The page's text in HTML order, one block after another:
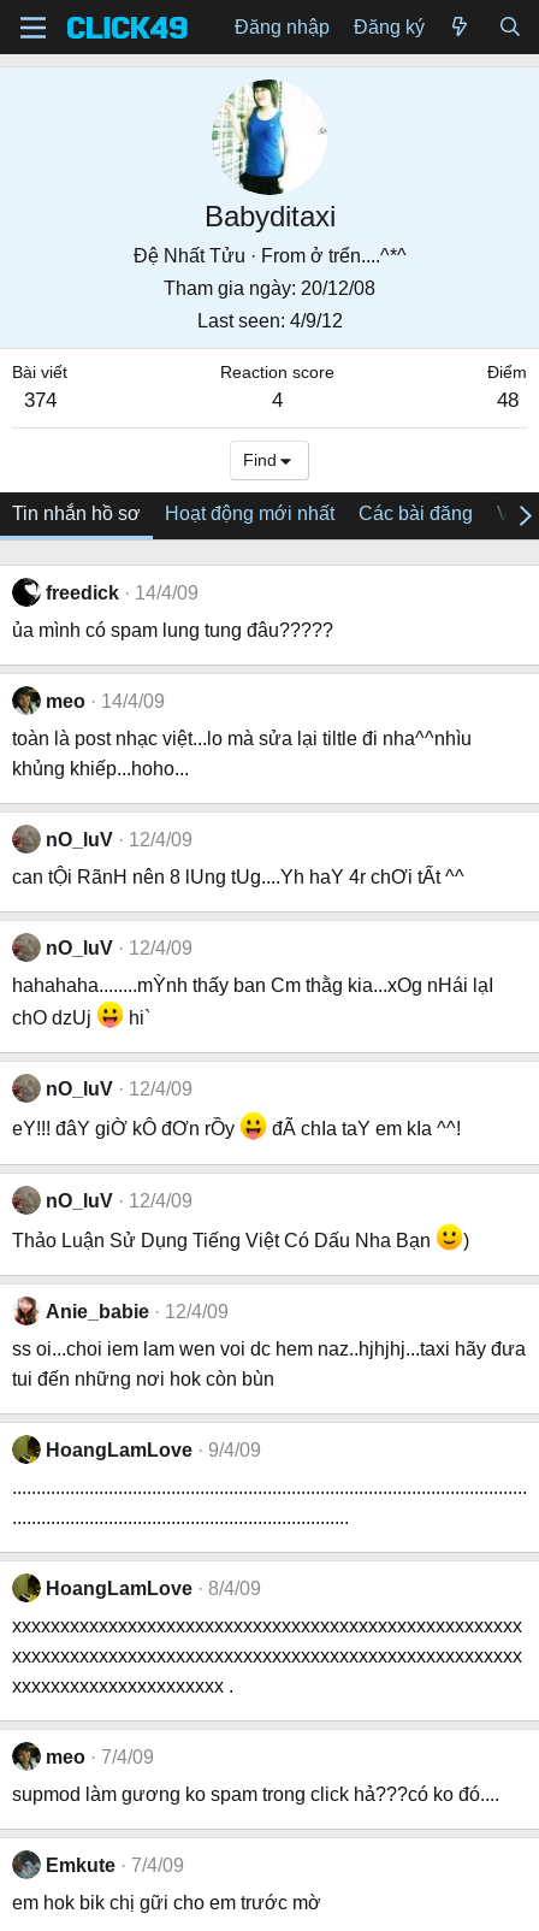
Đăng nhập Đăng ký
Babyditaxi
Đệ Nhất Tửu · From ở trển....^*^
Tham gia ngày 20/12/08
Last seen 4/9/12
Bài viết
374
Reaction score
4
Điểm
48
Find
Tin nhắn hồ sơ Hoạt động mới nhất Các bài đăng Về
freedick
14/4/09
ủa mình có spam lung tung đâu?????
meo
14/4/09
toàn là post nhạc việt...lo mà sửa lại tiltle đi nha^^nhìu
khủng khiếp...hoho...
nO_luV
12/4/09
can tỘi RãnH nên 8 lUng tUg....Yh haY 4r chƠi tẤt ^^
nO_luV
12/4/09
hahahaha........mỲnh thấy ban Cm thằg kia...xOg nHái lạI
chO dzUj
hi`
nO_luV
12/4/09
eY!!! đâY giỜ kÔ đƠn rỒy
đÃ chIa taY em kIa ^^!
nO_luV
12/4/09
Thảo Luận Sử Dụng Tiếng Việt Có Dấu Nha Bạn
)
Anie_babie
12/4/09
ss oi...choi iem lam wen voi dc hem naz..hjhjhj...taxi hãy đưa
tui đến những nơi hok còn bùn
HoangLamLove
9/4/09
...........................................................................................................
......................................................................
HoangLamLove
8/4/09
xxxxxxxxxxxxxxxxxxxxxxxxxxxxxxxxxxxxxxxxxxxxxxxxxxxxx
xxxxxxxxxxxxxxxxxxxxxxxxxxxxxxxxxxxxxxxxxxxxxxxxxxxxx
xxxxxxxxxxxxxxxxxxxxxx .
meo
7/4/09
supmod làm gương ko spam trong click hả???có ko đó....
Emkute
7/4/09
em hok bik chị gữi cho em trước mờ